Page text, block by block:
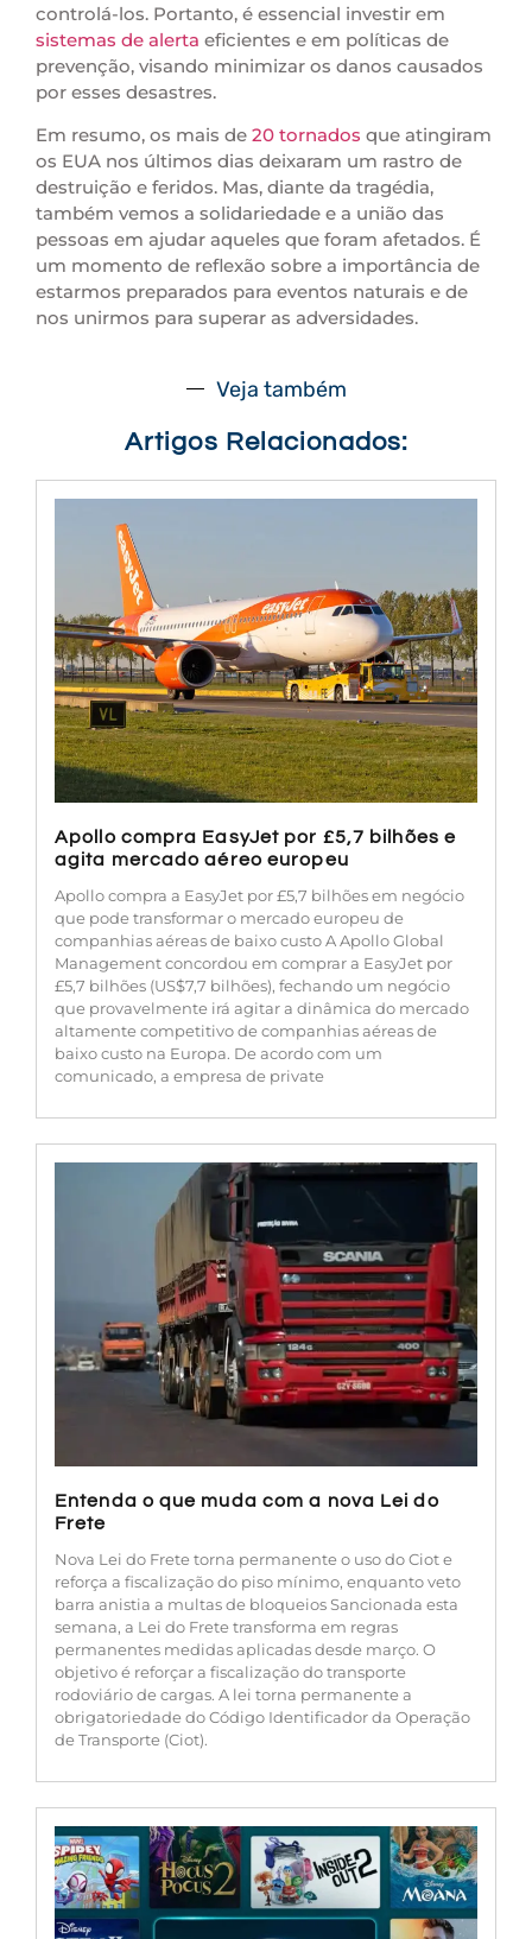
controlá-los. Portanto, é essencial investir em
sistemas de alerta eficientes e em políticas de
prevenção, visando minimizar os danos causados
por esses desastres.
Em resumo, os mais de 20 tornados que atingiram
os EUA nos últimos dias deixaram um rastro de
destruição e feridos. Mas, diante da tragédia,
também vemos a solidariedade e a união das
pessoas em ajudar aqueles que foram afetados. É
um momento de reflexão sobre a importância de
estarmos preparados para eventos naturais e de
nos unirmos para superar as adversidades.
Veja também
Artigos Relacionados:
Apollo compra EasyJet por £5,7 bilhões e
agita mercado aéreo europeu
Apollo compra a EasyJet por £5,7 bilhões em negócio
que pode transformar o mercado europeu de
companhias aéreas de baixo custo A Apollo Global
Management concordou em comprar a EasyJet por
£5,7 bilhões (US$7,7 bilhões), fechando um negócio
que provavelmente irá agitar a dinâmica do mercado
altamente competitivo de companhias aéreas de
baixo custo na Europa. De acordo com um
comunicado, a empresa de private
Entenda o que muda com a nova Lei do
Frete
Nova Lei do Frete torna permanente o uso do Ciot e
reforça a fiscalização do piso mínimo, enquanto veto
barra anistia a multas de bloqueios Sancionada esta
semana, a Lei do Frete transforma em regras
permanentes medidas aplicadas desde março. O
objetivo é reforçar a fiscalização do transporte
rodoviário de cargas. A lei torna permanente a
obrigatoriedade do Código Identificador da Operação
de Transporte (Ciot).